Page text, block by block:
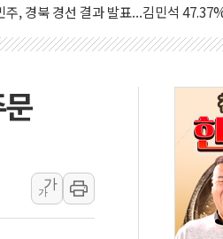
우 쏟아진 울진...'두천~하당'·'올미골
면 공장서 탱크 내부 작업 중 근로자 1
강 선착장 하류서 50대 숨진 채 발견...
민석, 정청래에 누적 1.48%p 차 선두
경북도당위원장에 오중기 당선...합산득
말다툼 중 어머니 살해 10대 구속…범행
, 강원·대구·경북 경선서 정청래에 승
주, 강원·대구·경북 경선 결과...김민석
가
가